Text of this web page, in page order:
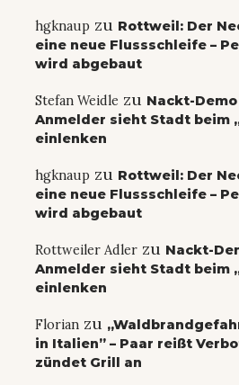
hgknaup zu Rottweil: Der
eine neue Flussschleife –
wird abgebaut
Stefan Weidle zu Nackt-
Anmelder sieht Stadt beim
einlenken
hgknaup zu Rottweil: Der
eine neue Flussschleife –
wird abgebaut
Rottweiler Adler zu Nackt-
Anmelder sieht Stadt beim
einlenken
Florian zu
in Italien” – Paar reißt
zündet Grill an